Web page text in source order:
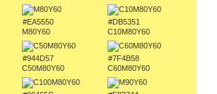
#EA5550
M80Y60
#DB5351
C10M80Y60
#944D57
C50M80Y60
#7F4B58
C60M80Y60